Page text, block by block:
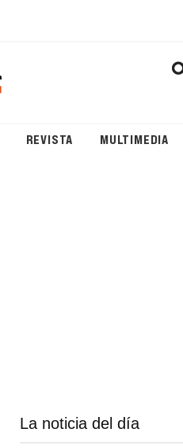
REVISTA MULTIMEDIA
La noticia del día